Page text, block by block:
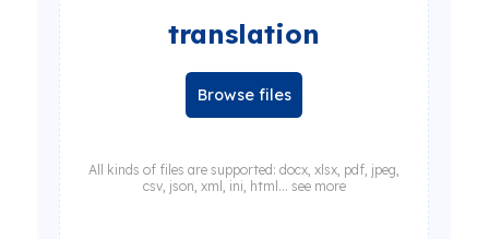
translation
Browse files
All kinds of files are supported: docx, xlsx, pdf, jpeg,
csv, json, xml, ini, html... see more